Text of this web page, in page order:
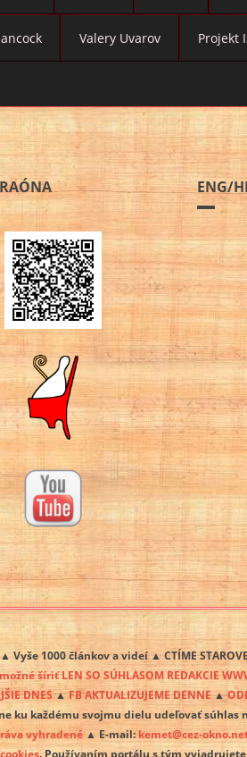
Valery Uvarov Projekt
ENG/
Vyše 1000 článkov a videí ▲ CTÍME
šíriť LEN SO SÚHLASOM REDAKCIE
DNES▲FB AKTUALIZUJEME DENNE▲
ku každému svojmu dielu udeľovať súhlas
vyhradené ▲ E-mail: kemet@cez-
. Používaním portálu s tým